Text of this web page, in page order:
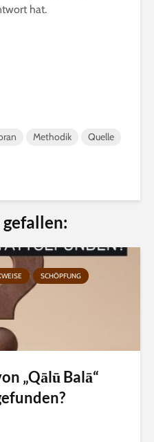
hat.
Methodik Quelle
SCHÖPFUNG
„Qālū Balā“